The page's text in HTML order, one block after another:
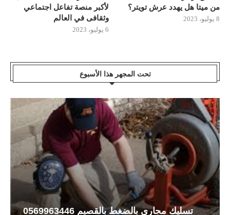
لأكبر منصة تفاعل اجتماعي
وثقافى في العالم
6 يوليو، 2023
من ميتا هل يهدد عرش تويتر؟
8 يوليو، 2023
تحت المجهر هذا الأسبوع
تسليك مجاري بالضغط بالقصيم 0569963446